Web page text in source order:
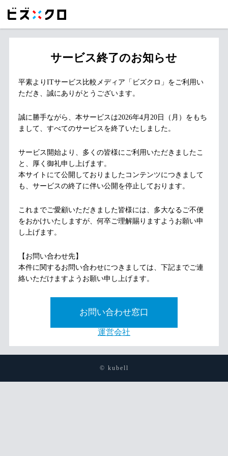
サービス終了のお知らせ
平素よりITサービス比較メディア「ビズクロ」をご利用い
ただき、誠にありがとうございます。
誠に勝手ながら、本サービスは2026年4月20日（月）をもち
まして、すべてのサービスを終了いたしました。
サービス開始より、多くの皆様にご利用いただきましたこ
と、厚く御礼申し上げます。
本サイトにて公開しておりましたコンテンツにつきまして
も、サービスの終了に伴い公開を停止しております。
これまでご愛顧いただきました皆様には、多大なるご不便
をおかけいたしますが、何卒ご理解賜りますようお願い申
し上げます。
【お問い合わせ先】
本件に関するお問い合わせにつきましては、下記までご連
絡いただけますようお願い申し上げます。
お問い合わせ窓口
運営会社
© kubell